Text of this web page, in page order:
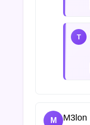
T
M M3lon